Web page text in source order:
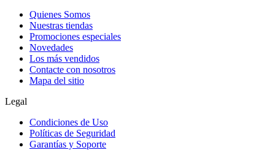
Quienes Somos
Nuestras tiendas
Promociones especiales
Novedades
Los más vendidos
Contacte con nosotros
Mapa del sitio
Legal
Condiciones de Uso
Políticas de Seguridad
Garantías y Soporte